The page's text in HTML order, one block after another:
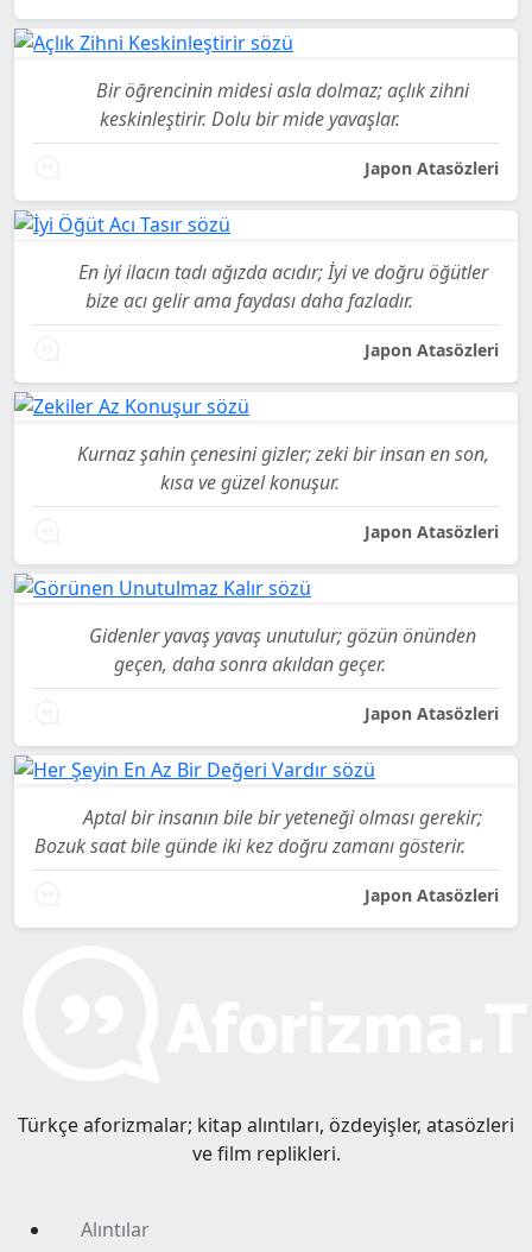
Bir öğrencinin midesi asla dolmaz; açlık zihni
keskinleştirir. Dolu bir mide yavaşlar.
Japon Atasözleri
En iyi ilacın tadı ağızda acıdır; İyi ve doğru öğütler
bize acı gelir ama faydası daha fazladır.
Japon Atasözleri
Kurnaz şahin çenesini gizler; zeki bir insan en son,
kısa ve güzel konuşur.
Japon Atasözleri
Gidenler yavaş yavaş unutulur; gözün önünden
geçen, daha sonra akıldan geçer.
Japon Atasözleri
Aptal bir insanın bile bir yeteneği olması gerekir;
Bozuk saat bile günde iki kez doğru zamanı gösterir.
Japon Atasözleri
Türkçe aforizmalar; kitap alıntıları, özdeyişler, atasözleri
ve film replikleri.
Alıntılar